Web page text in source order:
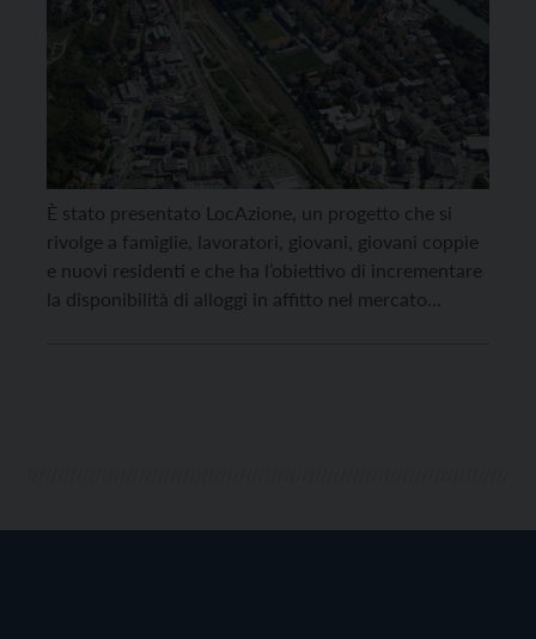
È stato presentato LocAzione, un progetto che si
rivolge a famiglie, lavoratori, giovani, giovani coppie
e nuovi residenti e che ha l’obiettivo di incrementare
la disponibilità di alloggi in affitto nel mercato